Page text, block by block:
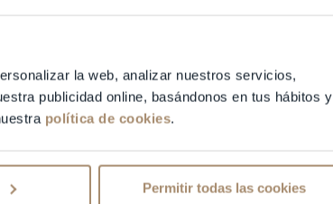
la web, analizar nuestros servicios,
publicidad online, basándonos en tus hábitos y
política de cookies.
Permitir todas las cookies
Prados Dra. Elena Pau